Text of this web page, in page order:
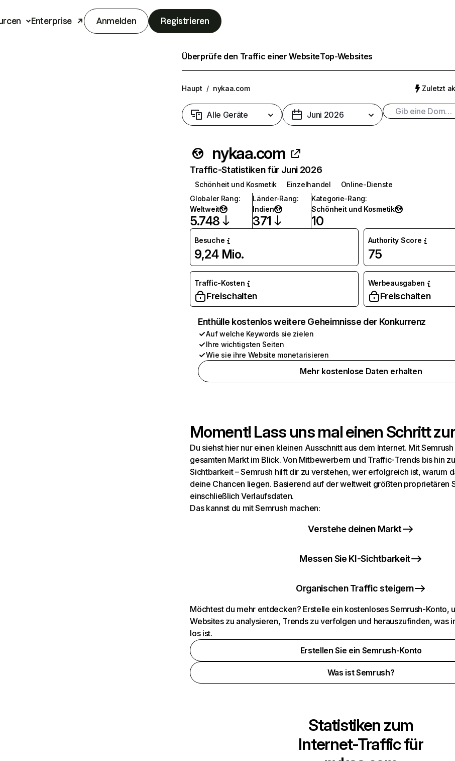
Enterprise Anmelden Registrieren
Überprüfe den Traffic einer WebsiteTop-Websites
Haupt / nykaa.com Zuletzt
Alle Geräte Juni 2026
nykaa.com
Traffic-Statistiken für Juni 2026
Schönheit und Kosmetik Einzelhandel
Online-Dienste
Globaler Rang:
Weltweit
5.748
Länder-Rang:
Indien
371
Kategorie-Rang:
Schönheit und Kosmetik
10
Besuche
9,24 Mio.
Authority Score
75
Traffic-Kosten
Freischalten
Werbeausgaben
Freischalten
Enthülle kostenlos weitere Geheimnisse der Konkurrenz
Auf welche Keywords sie zielen
Ihre wichtigsten Seiten
Wie sie ihre Website monetarisieren
Mehr kostenlose Daten erhalten
Moment! Lass uns mal einen Schritt
Du siehst hier nur einen kleinen Ausschnitt aus dem Internet. Mit
gesamten Markt im Blick. Von Mitbewerbern und Traffic-Trends bis hin
Sichtbarkeit – Semrush hilft dir zu verstehen, wer erfolgreich ist, warum
deine Chancen liegen. Basierend auf der weltweit größten proprietären
einschließlich Verlaufsdaten.
Das kannst du mit Semrush machen:
Verstehe deinen Markt
Messen Sie KI-Sichtbarkeit
Organischen Traffic steigern
Möchtest du mehr entdecken? Erstelle ein kostenloses Semrush-Konto,
Websites zu analysieren, Trends zu verfolgen und herauszufinden, was
los ist.
Erstellen Sie ein Semrush-Konto
Was ist Semrush?
Statistiken zum
Internet-Traffic für